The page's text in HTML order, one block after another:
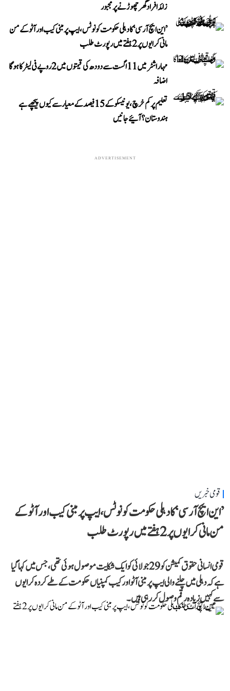
زائد افراد گھر چھوڑنے پر مجبور
’این ایچ آر سی‘ کا دہلی حکومت کو نوٹس، ایپ پر مبنی کیب اور آٹو کے من
مانی کرایوں پر 2 ہفتے میں رپورٹ طلب
مہاراشٹر میں 11 اگست سے دودھ کی قیمتوں میں 2 روپے فی لیٹر کا ہوگا
اضافہ
تعلیم پر کم خرچ، یونیسکو کے 15 فیصد کے معیار سے کیوں پیچھے ہے
ہندوستان؟ آئیے جانیں
ADVERTISEMENT
قومی خبریں
’این ایچ آر سی‘ کا دہلی حکومت کو نوٹس، ایپ پر مبنی کیب اور آٹو کے
من مانی کرایوں پر 2 ہفتے میں رپورٹ طلب
قومی انسانی حقوق کمیشن کو 29 جولائی کو ایک شکایت موصول ہوئی تھی، جس میں کہا گیا
ہے کہ دہلی میں چلنے والی ایپ پر مبنی آٹو اور کیب کمپنیاں حکومت کے طے کردہ کرایوں
سے کہیں زیادہ رقم وصول کر رہی ہیں۔